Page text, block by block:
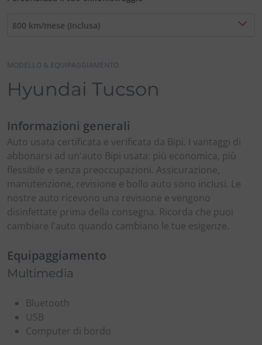
800 km/mese (Inclusa)
MODELLO & EQUIPAGGIAMENTO
Hyundai Tucson
Informazioni generali
Auto usata certificata e verificata da Bipi. I vantaggi di
abbonarsi ad un'auto Bipi usata: più economica, più
flessibile e senza preoccupazioni. Assicurazione,
manutenzione, revisione e bollo auto sono inclusi. Le
nostre auto ricevono una revisione e vengono
disinfettate prima della consegna. Ricorda che puoi
cambiare l'auto quando cambiano le tue esigenze.
Equipaggiamento
Multimedia
Bluetooth
USB
Computer di bordo